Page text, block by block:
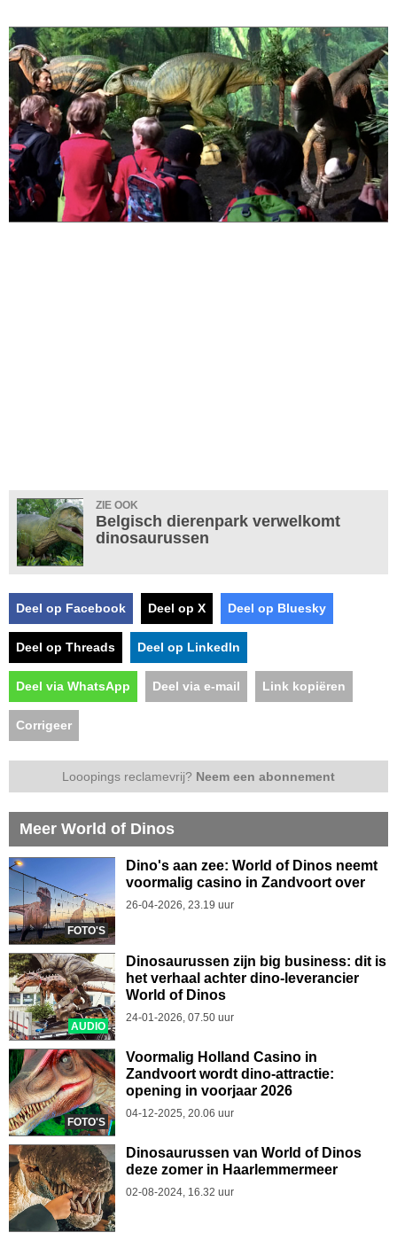
ZIE OOK
Belgisch dierenpark verwelkomt
dinosaurussen
Deel op Facebook Deel op X Deel op Bluesky
Deel op Threads Deel op LinkedIn
Deel via WhatsApp Deel via e-mail Link kopiëren
Corrigeer
Looopings reclamevrij? Neem een abonnement
Meer World of Dinos
FOTO'S
Dino's aan zee: World of Dinos neemt
voormalig casino in Zandvoort over
26-04-2026, 23.19 uur
AUDIO
Dinosaurussen zijn big business: dit is
het verhaal achter dino-leverancier
World of Dinos
24-01-2026, 07.50 uur
FOTO'S
Voormalig Holland Casino in
Zandvoort wordt dino-attractie:
opening in voorjaar 2026
04-12-2025, 20.06 uur
Dinosaurussen van World of Dinos
deze zomer in Haarlemmermeer
02-08-2024, 16.32 uur